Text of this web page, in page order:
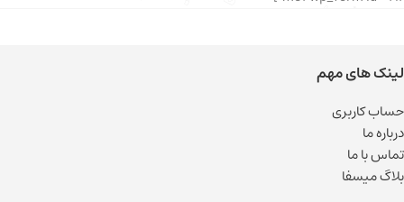
لینک های مهم
حساب کاربری
درباره ما
تماس با ما
بلاگ میسفا